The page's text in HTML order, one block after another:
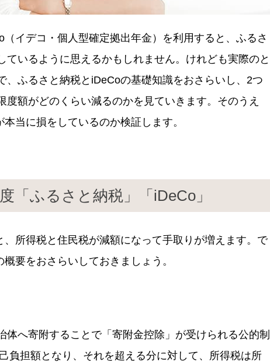
イデコ・個人型確定拠出年金）を利用すると、ふるさ
ているように思えるかもしれません。けれども実際のと
、ふるさと納税とiDeCoの基礎知識をおさらいし、2つ
度額がどのくらい減るのかを見ていきます。そのうえ
当に損をしているのか検証します。
「ふるさと納税」「iDeCo」
所得税と住民税が減額になって手取りが増えます。で
要をおさらいしておきましょう。
へ寄附することで「寄附金控除」が受けられる公的制
負担額となり、それを超える分に対して、所得税は所